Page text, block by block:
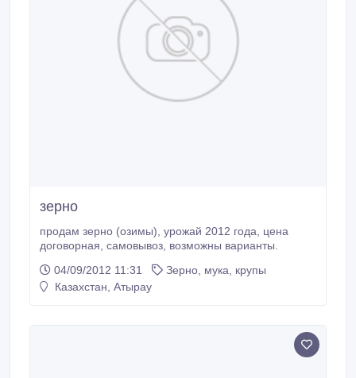
зерно
продам зерно (озимы), урожай 2012 года, цена
договорная, самовывоз, возможны варианты.
04/09/2012 11:31
Зерно, мука, крупы
Казахстан, Атырау